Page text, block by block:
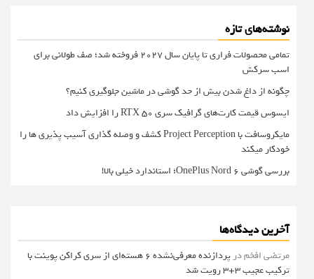
نوشته‌های تازه
تمامی محصولات فراری تا پایان سال ۲۰۲۷ فروخته شد؛ صف طولانی برای
اسب سرکش
چگونه از داغ شدن بیش از حد گوشی در ماشین جلوگیری کنیم؟
ایسوس قیمت کارت‌های گرافیک سری RTX 50 را افزایش داد
مایکروسافت با Project Perception کشف و وصله گذاری آسیب پذیری ها را
خودکار میکند
بررسی گوشی OnePlus Nord 6؛ استاندارد خیلی بالا!
آخرین دیدگاه‌ها
مرتضی افخمدر
پردازنده معرفی‌نشده 6 هسته‌ای از سری کراکن پوینت با
ترکیب عجیب 3+3 رویت شد